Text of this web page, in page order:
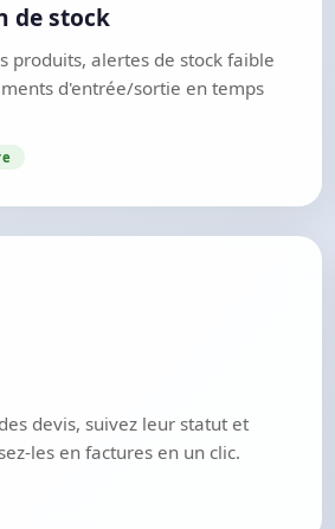
de stock
produits, alertes de stock faible
d'entrée/sortie en temps
devis, suivez leur statut et
les en factures en un clic.